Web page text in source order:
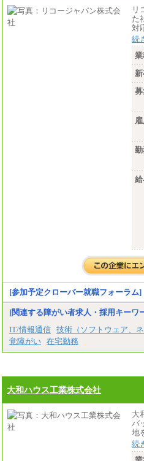
リ
た
対
続
[参加予定クローバー就職フォーラム]
[関連する障がい者求人・採用キーワ
IT/情報通信 技術（ソフトウェア、
覚障がい 在宅勤務
大和ハウス工業株式会社
大
バ
地
続